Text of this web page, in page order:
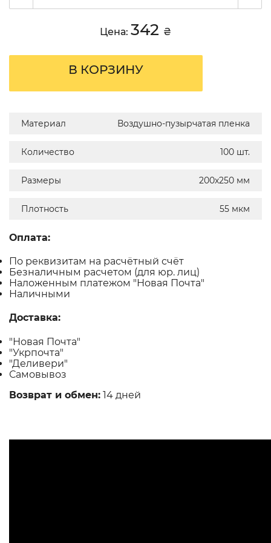
Цена: 342 ₴
В КОРЗИНУ
Материал Воздушно-пузырчатая пленка
Количество 100 шт.
Размеры 200х250 мм
Плотность 55 мкм
Оплата:
По реквизитам на расчётный счёт
Безналичным расчетом (для юр. лиц)
Наложенным платежом "Новая Почта"
Наличными
Доставка:
"Новая Почта"
"Укрпочта"
"Деливери"
Самовывоз
Возврат и обмен: 14 дней